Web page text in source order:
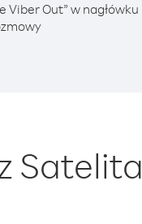
Viber Out” w nagłówku
Satelita